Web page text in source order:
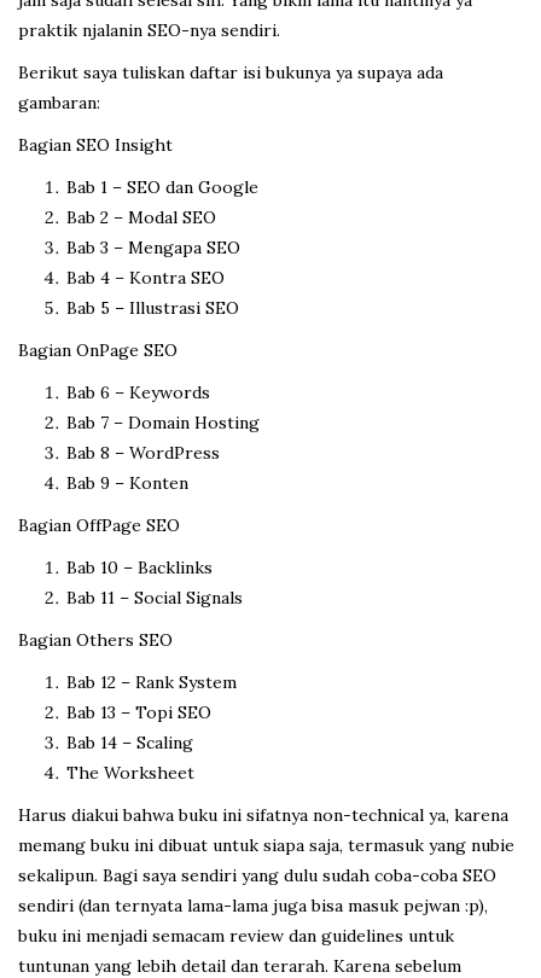
praktik njalanin SEO-nya sendiri.
Berikut saya tuliskan daftar isi bukunya ya supaya ada
gambaran:
Bagian SEO Insight
Bab 1 – SEO dan Google
Bab 2 – Modal SEO
Bab 3 – Mengapa SEO
Bab 4 – Kontra SEO
Bab 5 – Illustrasi SEO
Bagian OnPage SEO
Bab 6 – Keywords
Bab 7 – Domain Hosting
Bab 8 – WordPress
Bab 9 – Konten
Bagian OffPage SEO
Bab 10 – Backlinks
Bab 11 – Social Signals
Bagian Others SEO
Bab 12 – Rank System
Bab 13 – Topi SEO
Bab 14 – Scaling
The Worksheet
Harus diakui bahwa buku ini sifatnya non-technical ya, karena
memang buku ini dibuat untuk siapa saja, termasuk yang nubie
sekalipun. Bagi saya sendiri yang dulu sudah coba-coba SEO
sendiri (dan ternyata lama-lama juga bisa masuk pejwan :p),
buku ini menjadi semacam review dan guidelines untuk
tuntunan yang lebih detail dan terarah. Karena sebelum